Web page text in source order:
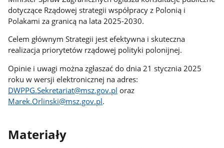
dotyczące Rządowej strategii współpracy z Polonią i
Polakami za granicą na lata 2025-2030.
Celem głównym Strategii jest efektywna i skuteczna
realizacja priorytetów rządowej polityki polonijnej.
Opinie i uwagi można zgłaszać do dnia 21 stycznia 2025
roku w wersji elektronicznej na adres:
DWPPG.Sekretariat@msz.gov.pl oraz
Marek.Orlinski@msz.gov.pl.
Materiały